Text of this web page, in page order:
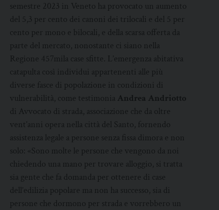
semestre 2023 in Veneto ha provocato un aumento
del 5,3 per cento dei canoni dei trilocali e del 5 per
cento per mono e bilocali, e della scarsa offerta da
parte del mercato, nonostante ci siano nella
Regione 457mila case sfitte. L’emergenza abitativa
catapulta così individui appartenenti alle più
diverse fasce di popolazione in condizioni di
vulnerabilità, come testimonia Andrea Andriotto
di Avvocato di strada, associazione che da oltre
vent’anni opera nella città del Santo, fornendo
assistenza legale a persone senza fissa dimora e non
solo: «Sono molte le persone che vengono da noi
chiedendo una mano per trovare alloggio, si tratta
sia gente che fa domanda per ottenere di case
dell’edilizia popolare ma non ha successo, sia di
persone che dormono per strada e vorrebbero un